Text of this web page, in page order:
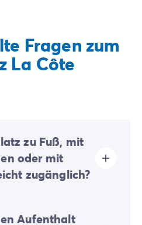
Fragen zum
La Côte
zu Fuß, mit
oder mit
zugänglich?
können die
Aufenthalt